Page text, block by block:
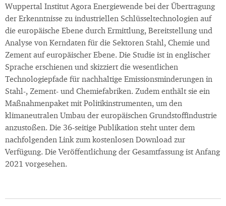
Wuppertal Institut Agora Energiewende bei der Übertragung
der Erkenntnisse zu industriellen Schlüsseltechnologien auf
die europäische Ebene durch Ermittlung, Bereitstellung und
Analyse von Kerndaten für die Sektoren Stahl, Chemie und
Zement auf europäischer Ebene. Die Studie ist in englischer
Sprache erschienen und skizziert die wesentlichen
Technologiepfade für nachhaltige Emissionsminderungen in
Stahl-, Zement- und Chemiefabriken. Zudem enthält sie ein
Maßnahmenpaket mit Politikinstrumenten, um den
klimaneutralen Umbau der europäischen Grundstoffindustrie
anzustoßen. Die 36-seitige Publikation steht unter dem
nachfolgenden Link zum kostenlosen Download zur
Verfügung. Die Veröffentlichung der Gesamtfassung ist Anfang
2021 vorgesehen.